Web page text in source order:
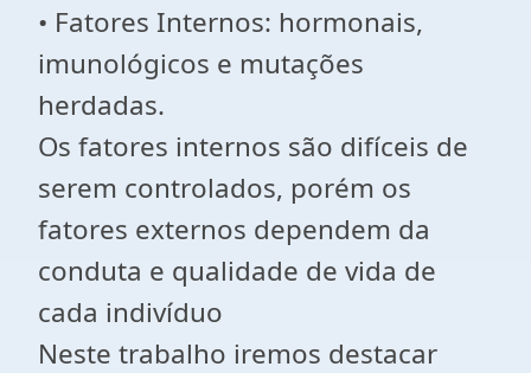
• Fatores Internos: hormonais,
imunológicos e mutações
herdadas.
Os fatores internos são difíceis de
serem controlados, porém os
fatores externos dependem da
conduta e qualidade de vida de
cada indivíduo
Neste trabalho iremos destacar